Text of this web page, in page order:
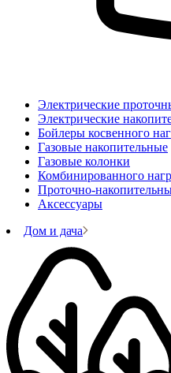
Электрические
Электрические
Бойлеры косвенного
Газовые накопительные
Газовые колонки
Комбинированного
Проточно-
Аксессуары
Дом и дача